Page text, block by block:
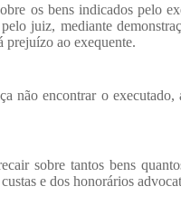
os bens indicados pelo
juiz, mediante
prejuízo ao exequente.
não encontrar o executado,
sobre tantos bens
e dos honorários